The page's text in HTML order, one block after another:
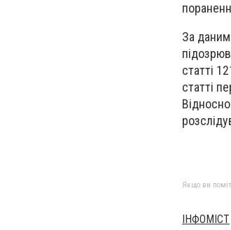
За
статті
статті
Якщо ви
ІНФОМІСТ